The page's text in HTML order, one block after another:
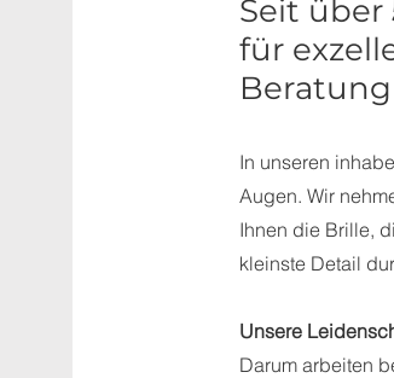
Seit über
für
In unseren
Augen. Wir
Ihnen die Brille,
kleinste Detail
Unsere
Darum arbeiten